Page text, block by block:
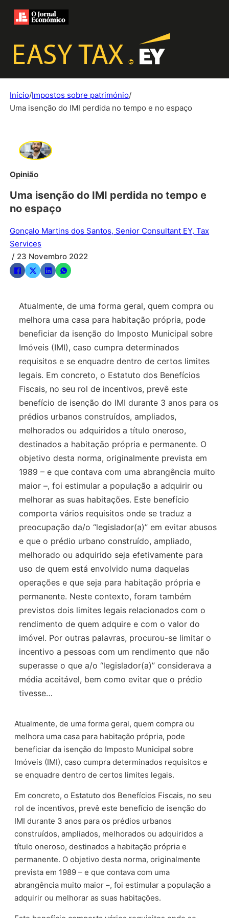
Início/Impostos sobre património/
Uma isenção do IMI perdida no tempo e no espaço
Opinião
Uma isenção do IMI perdida no tempo e
no espaço
Gonçalo Martins dos Santos, Senior Consultant EY, Tax
Services
/ 23 Novembro 2022
Atualmente, de uma forma geral, quem compra ou
melhora uma casa para habitação própria, pode
beneficiar da isenção do Imposto Municipal sobre
Imóveis (IMI), caso cumpra determinados
requisitos e se enquadre dentro de certos limites
legais. Em concreto, o Estatuto dos Benefícios
Fiscais, no seu rol de incentivos, prevê este
benefício de isenção do IMI durante 3 anos para os
prédios urbanos construídos, ampliados,
melhorados ou adquiridos a título oneroso,
destinados a habitação própria e permanente. O
objetivo desta norma, originalmente prevista em
1989 – e que contava com uma abrangência muito
maior –, foi estimular a população a adquirir ou
melhorar as suas habitações. Este benefício
comporta vários requisitos onde se traduz a
preocupação da/o “legislador(a)” em evitar abusos
e que o prédio urbano construído, ampliado,
melhorado ou adquirido seja efetivamente para
uso de quem está envolvido numa daquelas
operações e que seja para habitação própria e
permanente. Neste contexto, foram também
previstos dois limites legais relacionados com o
rendimento de quem adquire e com o valor do
imóvel. Por outras palavras, procurou-se limitar o
incentivo a pessoas com um rendimento que não
superasse o que a/o “legislador(a)” considerava a
média aceitável, bem como evitar que o prédio
tivesse…
Atualmente, de uma forma geral, quem compra ou
melhora uma casa para habitação própria, pode
beneficiar da isenção do Imposto Municipal sobre
Imóveis (IMI), caso cumpra determinados requisitos e
se enquadre dentro de certos limites legais.
Em concreto, o Estatuto dos Benefícios Fiscais, no seu
rol de incentivos, prevê este benefício de isenção do
IMI durante 3 anos para os prédios urbanos
construídos, ampliados, melhorados ou adquiridos a
título oneroso, destinados a habitação própria e
permanente. O objetivo desta norma, originalmente
prevista em 1989 – e que contava com uma
abrangência muito maior –, foi estimular a população a
adquirir ou melhorar as suas habitações.